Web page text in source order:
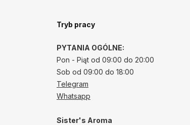
Tryb pracy
PYTANIA OGÓLNE:
Pon - Piąt od 09:00 do 20:00
Sob od 09:00 do 18:00
Telegram
Whatsapp
Sister's Aroma